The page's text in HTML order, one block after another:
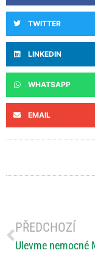
TWITTER
LINKEDIN
WHATSAPP
EMAIL
PŘEDCHOZÍ